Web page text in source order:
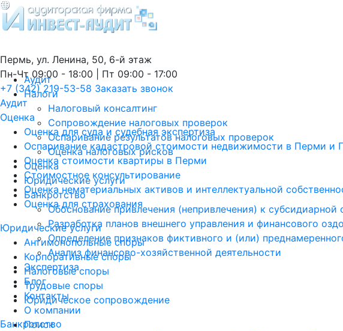
Пермь, ул. Ленина, 50, 6-й этаж
Пн-Чт 09:00 - 18:00 | Пт 09:00 - 17:00
+7 (342) 219-53-58 Заказать звонок
Аудит
Оценка
Оценка для суда и судебная экспертиза
Оспаривание кадастровой стоимости недвижимости в Перми и
Оценка стоимости квартиры в Перми
Стоимостное консультирование
Оценка нематериальных активов и интеллектуальной
Оценка для страхования
Юридические услуги
Антимонопольные споры
Корпоративные споры
Налоговые споры
Трудовые споры
Юридическое сопровождение
Банкротство
Аудит
Налоги
Налоговый консалтинг
Сопровождение налоговых проверок
Оспаривание результатов налоговых проверок
Оценка налоговых рисков
Оценка
Юридические услуги
Банкротство
Обоснование привлечения (непривлечения) к субсидиарной
Разработка планов внешнего управления и финансового
Определение признаков фиктивного и (или)
Анализ финансово-хозяйственной деятельности
Экспертиза
Блог
Контакты
О компании
Поиск